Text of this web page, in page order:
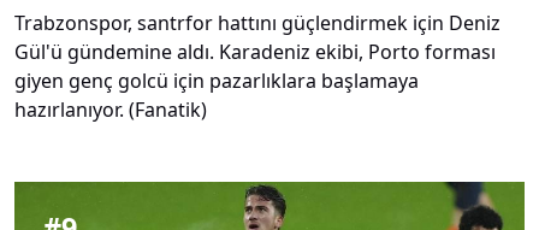
Trabzonspor, santrfor hattını güçlendirmek için Deniz
Gül'ü gündemine aldı. Karadeniz ekibi, Porto forması
giyen genç golcü için pazarlıklara başlamaya
hazırlanıyor. (Fanatik)